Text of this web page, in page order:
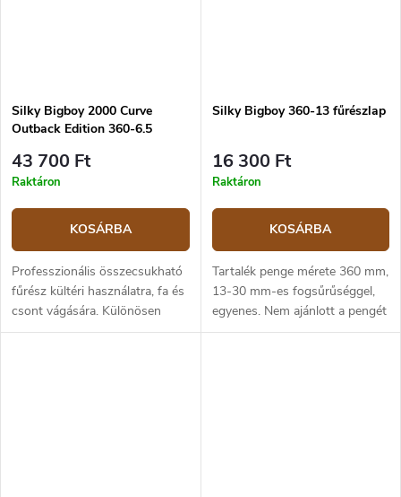
Silky Bigboy 2000 Curve
Outback Edition 360-6.5
43 700 Ft
Raktáron
KOSÁRBA
Professzionális összecsukható
fűrész kültéri használatra, fa és
csont vágására. Különösen
alkalmas kempingezésre és
Silky Bigboy 360-13 fűrészlap
16 300 Ft
Raktáron
KOSÁRBA
Tartalék penge mérete 360 ​​mm,
13-30 mm-es fogsűrűséggel,
egyenes. Nem ajánlott a pengét
a különböző Pocketboy,